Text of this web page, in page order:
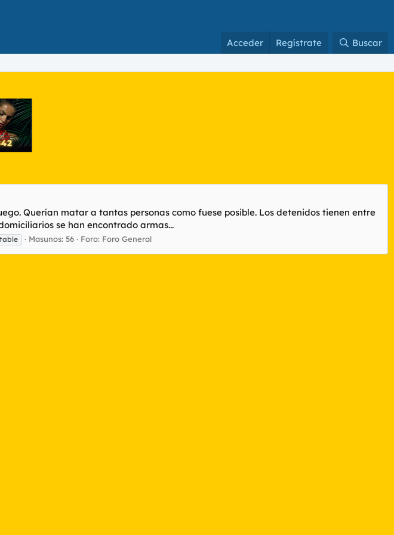
Acceder Regístrate Buscar
Querían matar a tantas personas como fuese posible. Los detenidos tienen entre
se han encontrado armas...
Masunos: 56 Foro: Foro General